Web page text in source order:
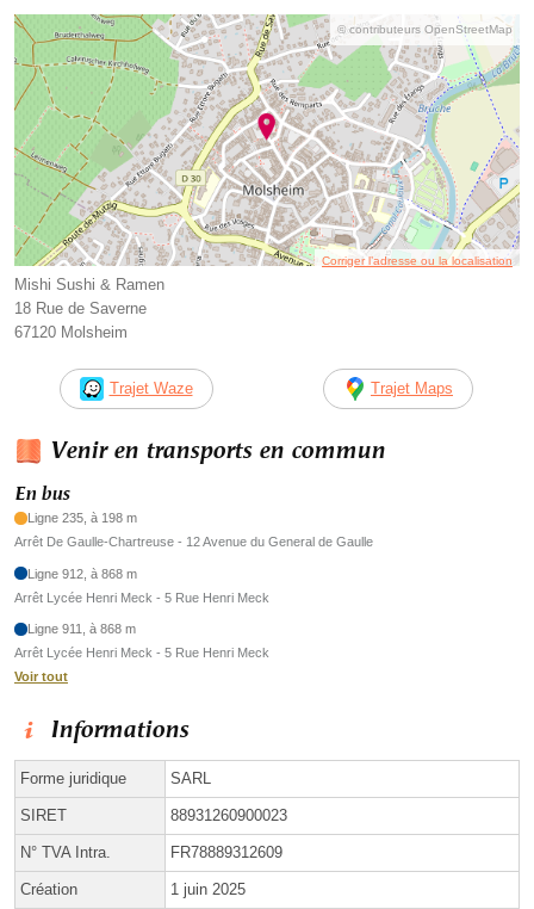
© contributeurs OpenStreetMap
Corriger l’adresse ou la localisation
Mishi Sushi & Ramen
18 Rue de Saverne
67120 Molsheim
Trajet Waze Trajet Maps
Venir en transports en commun
En bus
Ligne 235, à 198 m
Arrêt De Gaulle-Chartreuse - 12 Avenue du General de Gaulle
Ligne 912, à 868 m
Arrêt Lycée Henri Meck - 5 Rue Henri Meck
Ligne 911, à 868 m
Arrêt Lycée Henri Meck - 5 Rue Henri Meck
Voir tout
Informations
Forme juridique SARL
SIRET 88931260900023
N° TVA Intra. FR78889312609
Création 1 juin 2025